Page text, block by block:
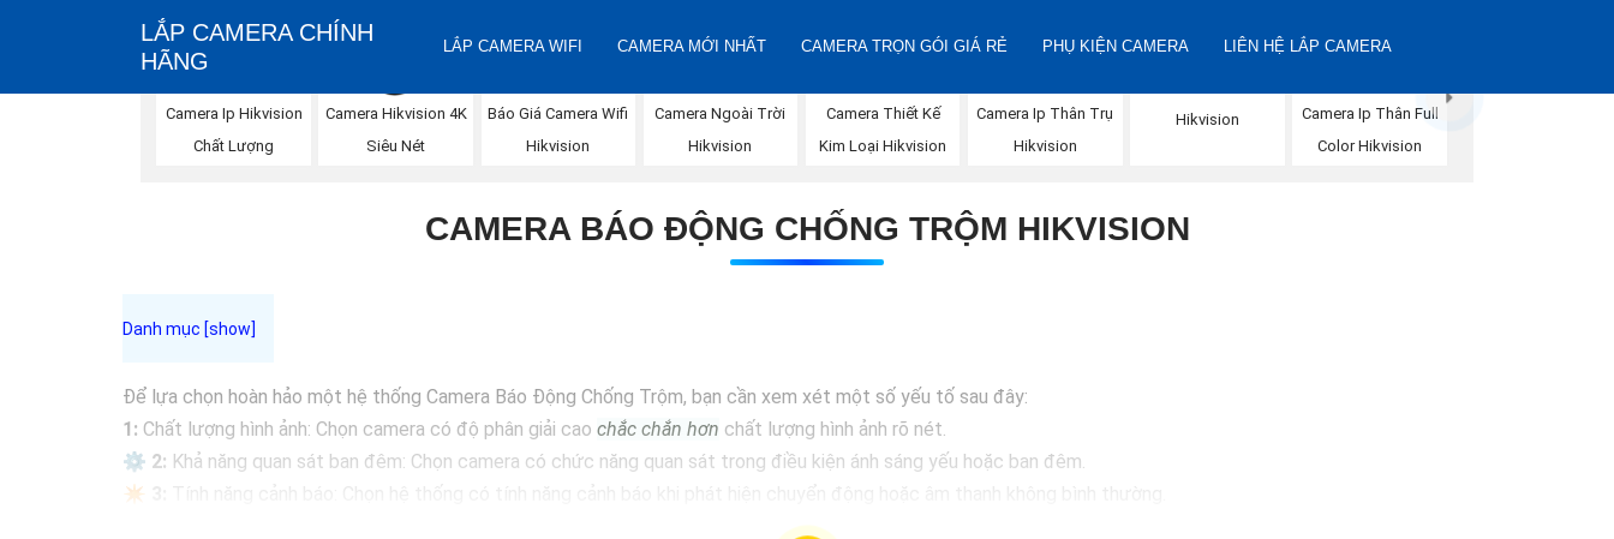
LẮP CAMERA CHÍNH
HÃNG
LẮP CAMERA WIFI CAMERA MỚI NHẤT CAMERA TRỌN GÓI GIÁ RẺ PHỤ KIỆN CAMERA LIÊN HỆ LẮP CAMERA
Camera Ip Hikvision
Chất Lượng
Camera Hikvision 4K
Siêu Nét
Báo Giá Camera Wifi
Hikvision
Camera Ngoài Trời
Hikvision
Camera Thiết Kế
Kim Loại Hikvision
Camera Ip Thân Trụ
Hikvision
Hikvision
Camera Ip Thân Full
Color Hikvision
CAMERA BÁO ĐỘNG CHỐNG TRỘM HIKVISION
Để lựa chọn hoàn hảo một hệ thống Camera Báo Động Chống Trộm, bạn cần xem xét một số yếu tố sau đây:
1: Chất lượng hình ảnh: Chọn camera có độ phân giải cao chắc chắn hơn chất lượng hình ảnh rõ nét.
⚙ 2: Khả năng quan sát ban đêm: Chọn camera có chức năng quan sát trong điều kiện ánh sáng yếu hoặc ban đêm.
✴️
Kết nối mạng: Chọn camera có khả năng kết nối internet để bạn có thể theo dõi từ xa qua điện thoại di động hoặc máy tính.